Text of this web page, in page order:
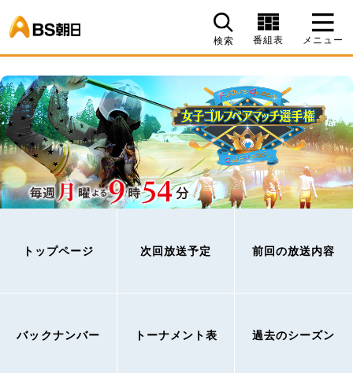
検索 番組表 メニュー
トップページ 次回放送予定 前回の放送内容
バックナンバー トーナメント表 過去のシーズン